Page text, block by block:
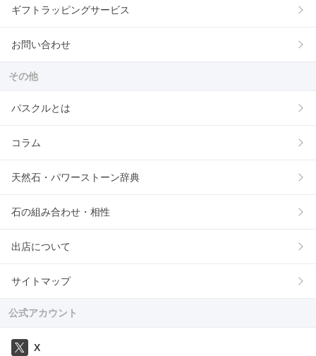
ギフトラッピングサービス
お問い合わせ
その他
パスクルとは
コラム
天然石・パワーストーン辞典
石の組み合わせ・相性
出店について
サイトマップ
公式アカウント
X